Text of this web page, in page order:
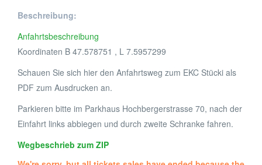
Beschreibung:
Anfahrtsbeschreibung
Koordinaten B 47.578751 , L 7.5957299
Schauen Sie sich hier den Anfahrtsweg zum EKC Stücki als
PDF zum Ausdrucken an.
Parkieren bitte im Parkhaus Hochbergerstrasse 70, nach der
Einfahrt links abbiegen und durch zweite Schranke fahren.
Wegbeschrieb zum ZIP